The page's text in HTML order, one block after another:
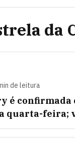
da
de leitura
é confirmada
quarta-feira;